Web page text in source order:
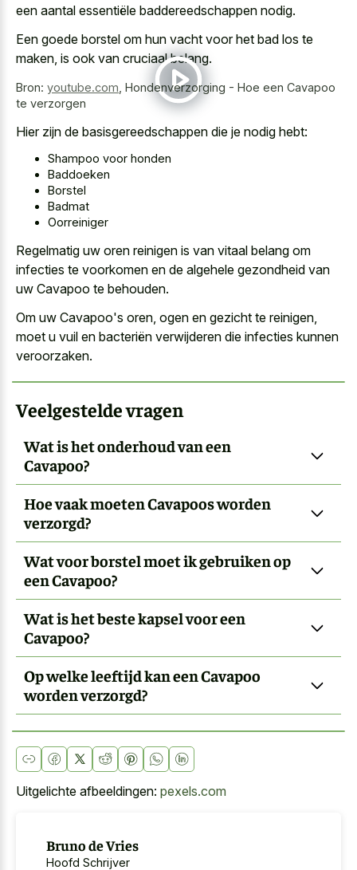
een aantal essentiële baddereedschappen nodig.
Een goede borstel om hun vacht voor het bad los te
maken, is ook van cruciaal belang.
Bron: youtube.com, Hondenverzorging - Hoe een Cavapoo
te verzorgen
Hier zijn de basisgereedschappen die je nodig hebt:
Shampoo voor honden
Baddoeken
Borstel
Badmat
Oorreiniger
Regelmatig uw oren reinigen is van vitaal belang om
infecties te voorkomen en de algehele gezondheid van
uw Cavapoo te behouden.
Om uw Cavapoo's oren, ogen en gezicht te reinigen,
moet u vuil en bacteriën verwijderen die infecties kunnen
veroorzaken.
Veelgestelde vragen
Wat is het onderhoud van een
Cavapoo?
Hoe vaak moeten Cavapoos worden
verzorgd?
Wat voor borstel moet ik gebruiken op
een Cavapoo?
Wat is het beste kapsel voor een
Cavapoo?
Op welke leeftijd kan een Cavapoo
worden verzorgd?
Uitgelichte afbeeldingen: pexels.com
Bruno de Vries
Hoofd Schrijver